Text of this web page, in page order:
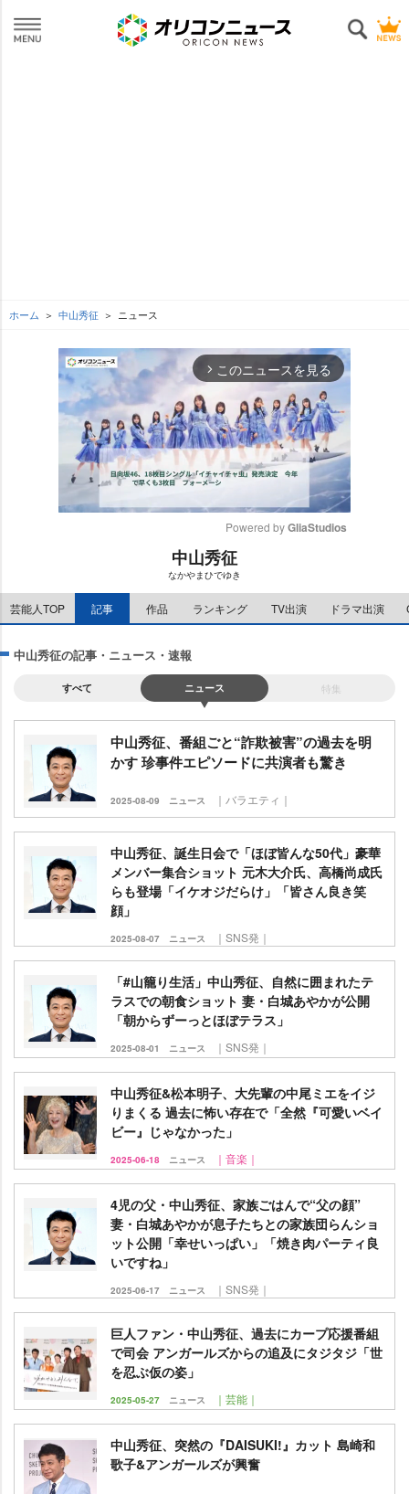
ホーム 中山秀征 ニュース
arrow_forward_ios このニュースを見る
e
Powered by GliaStudios
中山秀征
なかやまひでゆき
芸能人TOP 記事 作品 ランキング TV出演 ドラマ出演
中山秀征の記事・ニュース・速報
すべて ニュース 特集
中山秀征、番組ごと“詐欺被害”の過去を明
かす 珍事件エピソードに共演者も驚き
2025-08-09 ニュース ｜バラエティ｜
中山秀征、誕生日会で「ほぼ皆んな50代」豪華
メンバー集合ショット 元木大介氏、高橋尚成氏
らも登場「イケオジだらけ」「皆さん良き笑
顔」
2025-08-07 ニュース ｜SNS発｜
「#山籠り生活」中山秀征、自然に囲まれたテ
ラスでの朝食ショット 妻・白城あやかが公開
「朝からずーっとほぼテラス」
2025-08-01 ニュース ｜SNS発｜
中山秀征&松本明子、大先輩の中尾ミエをイジ
りまくる 過去に怖い存在で「全然『可愛いベイ
ビー』じゃなかった」
2025-06-18 ニュース ｜音楽｜
4児の父・中山秀征、家族ごはんで“父の顔”
妻・白城あやかが息子たちとの家族団らんショ
ット公開「幸せいっぱい」「焼き肉パーティ良
いですね」
2025-06-17 ニュース ｜SNS発｜
巨人ファン・中山秀征、過去にカープ応援番組
で司会 アンガールズからの追及にタジタジ「世
を忍ぶ仮の姿」
2025-05-27 ニュース ｜芸能｜
中山秀征、突然の『DAISUKI!』カット 島崎和
歌子&アンガールズが興奮